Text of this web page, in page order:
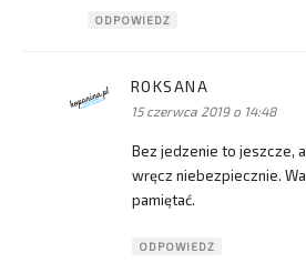
ODPOWIEDZ
ROKSANA
15 czerwca 2019 o 14:48
Bez jedzenie to jeszcze,
wręcz niebezpiecznie.
pamiętać.
ODPOWIEDZ